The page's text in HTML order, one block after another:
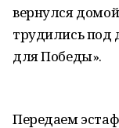
вернулся
трудились под
для Победы».
Передаем